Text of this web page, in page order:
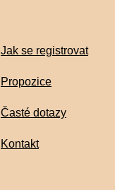
Jak se registrovat
Propozice
Časté dotazy
Kontakt